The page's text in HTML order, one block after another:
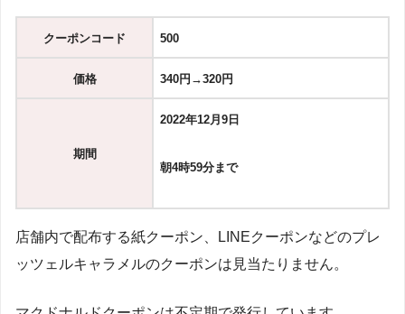
クーポンコード 500
価格 340円→320円
期間
2022年12月9日
朝4時59分まで
店舗内で配布する紙クーポン、LINEクーポンなどのプレ
ッツェルキャラメルのクーポンは見当たりません。